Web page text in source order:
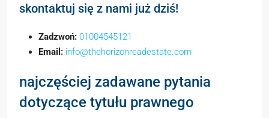
skontaktuj się z nami już dziś!
Zadzwoń: 01004545121
Email: info@thehorizonreadestate.com
najczęściej zadawane pytania
dotyczące tytułu prawnego